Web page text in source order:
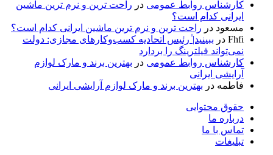
کارشناس روابط عمومی در راحت ترین و نرم ترین ماشین
ایرانی کدام است؟
مسعود در راحت ترین و نرم ترین ماشین ایرانی کدام است؟
Fhfi در ببینید| ٰرئیس اتحادیه کسب‌وکارهای مجازی: دولت
نمی‌تواند فیلترینگ را بردارد
کارشناس روابط عمومی در بهترین برند و مارک لوازم
آرایشی ایرانی
فاطمه در بهترین برند و مارک لوازم آرایشی ایرانی
حقوق محتوایی
درباره ما
تماس با ما
تبلیغات